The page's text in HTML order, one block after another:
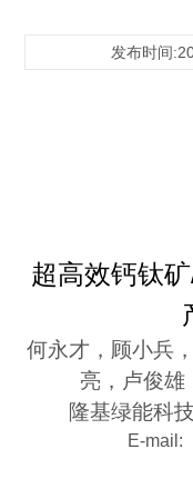
发布时间
超高效钙钛矿
何永才，顾小兵
亮，卢俊雄
隆基绿能科
E-mail :